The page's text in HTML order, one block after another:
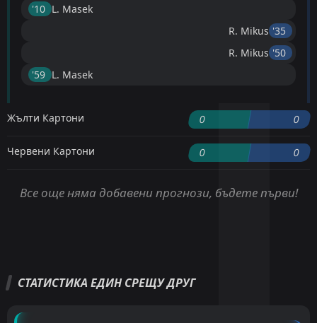
'10 ︎ L. Masek
R. Mikus '35 ︎
R. Mikus '50 ︎
'59 ︎ L. Masek
Жълти Картони 0 0
Червени Картони 0 0
Все още няма добавени прогнози, бъдете първи!
СТАТИСТИКА ЕДИН СРЕЩУ ДРУГ